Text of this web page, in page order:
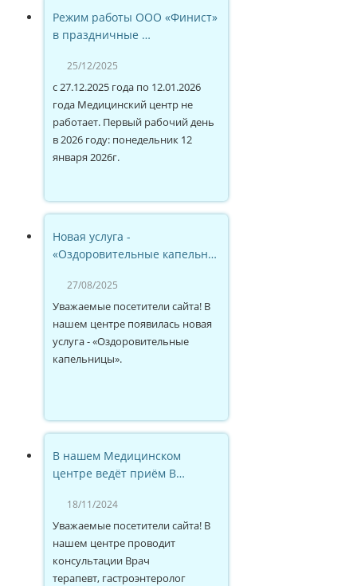
Режим работы ООО «Финист»
в праздничные …
25/12/2025
с 27.12.2025 года по 12.01.2026
года Медицинский центр не
работает. Первый рабочий день
в 2026 году: понедельник 12
января 2026г.
Новая услуга -
«Оздоровительные капельн…
27/08/2025
Уважаемые посетители сайта! В
нашем центре появилась новая
услуга - «Оздоровительные
капельницы».
В нашем Медицинском
центре ведёт приём В…
18/11/2024
Уважаемые посетители сайта! В
нашем центре проводит
консультации Врач
терапевт, гастроэнтеролог